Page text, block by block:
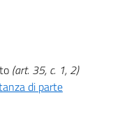
(art. 35, c. 1, 2)
di parte